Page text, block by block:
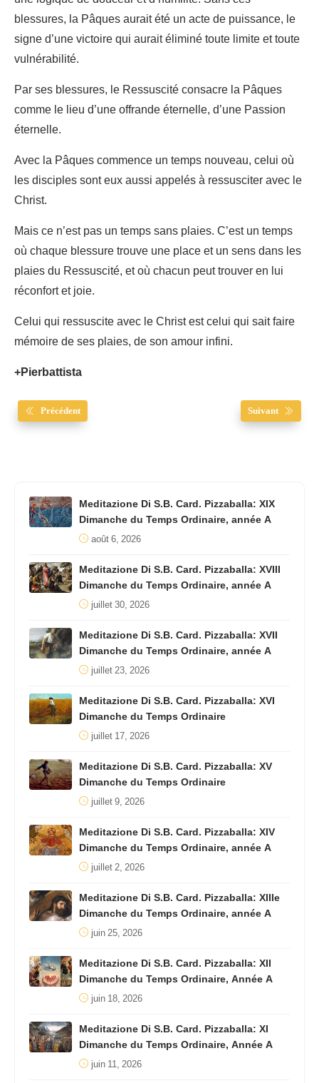
blessures, la Pâques aurait été un acte de puissance, le
signe d’une victoire qui aurait éliminé toute limite et toute
vulnérabilité.
Par ses blessures, le Ressuscité consacre la Pâques
comme le lieu d’une offrande éternelle, d’une Passion
éternelle.
Avec la Pâques commence un temps nouveau, celui où
les disciples sont eux aussi appelés à ressusciter avec le
Christ.
Mais ce n’est pas un temps sans plaies. C’est un temps
où chaque blessure trouve une place et un sens dans les
plaies du Ressuscité, et où chacun peut trouver en lui
réconfort et joie.
Celui qui ressuscite avec le Christ est celui qui sait faire
mémoire de ses plaies, de son amour infini.
+Pierbattista
Précédent Suivant
Meditazione Di S.B. Card. Pizzaballa: XIX
Dimanche du Temps Ordinaire, année A
août 6, 2026
Meditazione Di S.B. Card. Pizzaballa: XVIII
Dimanche du Temps Ordinaire, année A
juillet 30, 2026
Meditazione Di S.B. Card. Pizzaballa: XVII
Dimanche du Temps Ordinaire, année A
juillet 23, 2026
Meditazione Di S.B. Card. Pizzaballa: XVI
Dimanche du Temps Ordinaire
juillet 17, 2026
Meditazione Di S.B. Card. Pizzaballa: XV
Dimanche du Temps Ordinaire
juillet 9, 2026
Meditazione Di S.B. Card. Pizzaballa: XIV
Dimanche du Temps Ordinaire, année A
juillet 2, 2026
Meditazione Di S.B. Card. Pizzaballa: XIIIe
Dimanche du Temps Ordinaire, année A
juin 25, 2026
Meditazione Di S.B. Card. Pizzaballa: XII
Dimanche du Temps Ordinaire, Année A
juin 18, 2026
Meditazione Di S.B. Card. Pizzaballa: XI
Dimanche du Temps Ordinaire, Année A
juin 11, 2026